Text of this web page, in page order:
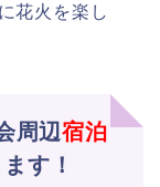
花火を楽し
周辺宿泊
す！